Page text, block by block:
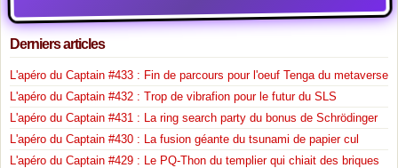
Derniers articles
L'apéro du Captain #433 : Fin de parcours pour l'oeuf Tenga du metaverse
L'apéro du Captain #432 : Trop de vibrafion pour le futur du SLS
L'apéro du Captain #431 : La ring search party du bonus de Schrödinger
L'apéro du Captain #430 : La fusion géante du tsunami de papier cul
L'apéro du Captain #429 : Le PQ-Thon du templier qui chiait des briques